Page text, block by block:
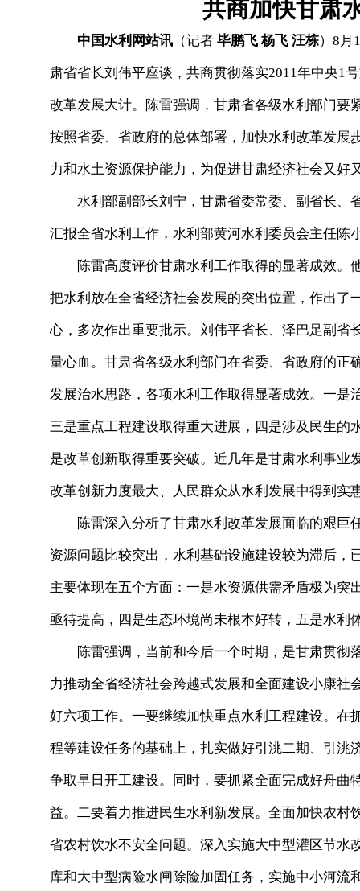
共商加快甘肃
中国水利网站讯 （记者 毕鹏飞 杨飞 汪栋）8月
肃省省长刘伟平座谈，共商贯彻落实2011年中央1
改革发展大计。陈雷强调，甘肃省各级水利部门
按照省委、省政府的总体部署，加快水利改革发
力和水土资源保护能力，为促进甘肃经济社会又好
水利部副部长刘宁，甘肃省委常委、副省长、
汇报全省水利工作，水利部黄河水利委员会主任陈
陈雷高度评价甘肃水利工作取得的显著成效。
把水利放在全省经济社会发展的突出位置，作出
心，多次作出重要批示。刘伟平省长、泽巴足副
量心血。甘肃省各级水利部门在省委、省政府的
发展治水思路，各项水利工作取得显著成效。一
三是重点工程建设取得重大进展，四是涉及民生
是改革创新取得重要突破。近几年是甘肃水利事
改革创新力度最大、人民群众从水利发展中得到实
陈雷深入分析了甘肃水利改革发展面临的艰巨
资源问题比较突出，水利基础设施建设较为滞后
主要体现在五个方面：一是水资源供需矛盾极为
亟待提高，四是生态环境尚未根本好转，五是水利
陈雷强调，当前和今后一个时期，是甘肃贯彻
力推动全省经济社会跨越式发展和全面建设小康
好六项工作。一要继续加快重点水利工程建设。
程等建设任务的基础上，扎实做好引洮二期、引
争取早日开工建设。同时，要抓紧全面完成好舟
益。二要着力推进民生水利新发展。全面加快农村
省农村饮水不安全问题。深入实施大中型灌区节
库和大中型病险水闸除险加固任务，实施中小河